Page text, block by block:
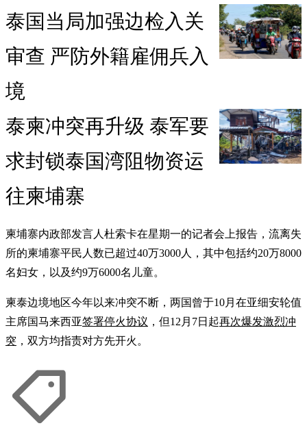
泰国当局加强边检入关
审查 严防外籍雇佣兵入
境
泰柬冲突再升级 泰军要
求封锁泰国湾阻物资运
往柬埔寨
柬埔寨内政部发言人杜索卡在星期一的记者会上报告，流离失
所的柬埔寨平民人数已超过40万3000人，其中包括约20万8000
名妇女，以及约9万6000名儿童。
柬泰边境地区今年以来冲突不断，两国曾于10月在亚细安轮值
主席国马来西亚签署停火协议 ，但12月7日起再次爆发激烈冲
突 ，双方均指责对方先开火。